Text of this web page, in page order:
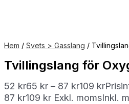
Hem / Svets > Gasslang /
Tvillingslang för
52 kr65 kr – 87 kr109 kr
87 kr109 kr Exkl. momsInkl.